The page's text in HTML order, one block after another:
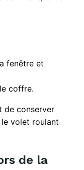
fenêtre et
coffre.
de conserver
volet roulant
de la